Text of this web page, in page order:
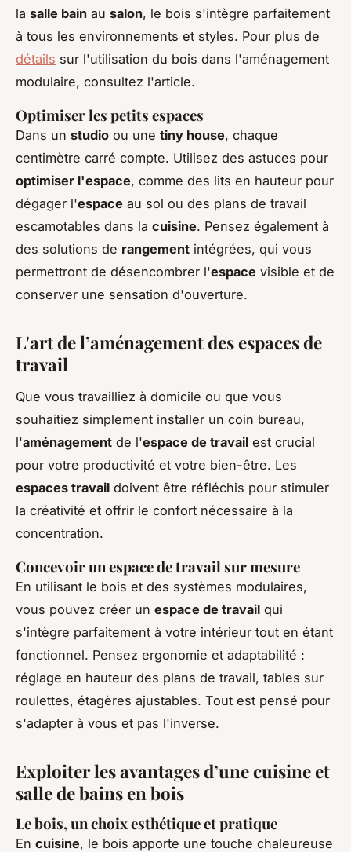
la salle bain au salon, le bois s'intègre parfaitement
à tous les environnements et styles. Pour plus de
détails sur l'utilisation du bois dans l'aménagement
modulaire, consultez l'article.
Optimiser les petits espaces
Dans un studio ou une tiny house, chaque
centimètre carré compte. Utilisez des astuces pour
optimiser l'espace, comme des lits en hauteur pour
dégager l'espace au sol ou des plans de travail
escamotables dans la cuisine. Pensez également à
des solutions de rangement intégrées, qui vous
permettront de désencombrer l'espace visible et de
conserver une sensation d'ouverture.
L'art de l’aménagement des espaces de
travail
Que vous travailliez à domicile ou que vous
souhaitiez simplement installer un coin bureau,
l'aménagement de l'espace de travail est crucial
pour votre productivité et votre bien-être. Les
espaces travail doivent être réfléchis pour stimuler
la créativité et offrir le confort nécessaire à la
concentration.
Concevoir un espace de travail sur mesure
En utilisant le bois et des systèmes modulaires,
vous pouvez créer un espace de travail qui
s'intègre parfaitement à votre intérieur tout en étant
fonctionnel. Pensez ergonomie et adaptabilité :
réglage en hauteur des plans de travail, tables sur
roulettes, étagères ajustables. Tout est pensé pour
s'adapter à vous et pas l'inverse.
Exploiter les avantages d’une cuisine et
salle de bains en bois
Le bois, un choix esthétique et pratique
En cuisine, le bois apporte une touche chaleureuse